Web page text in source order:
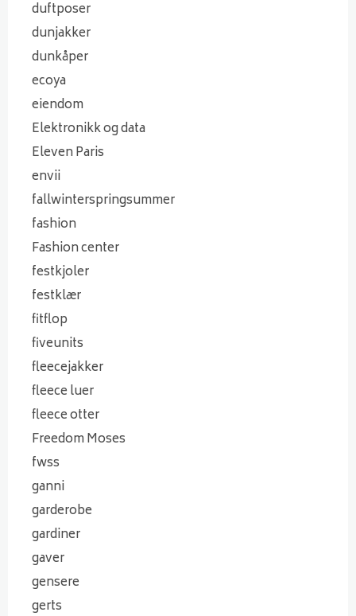
duftposer
dunjakker
dunkåper
ecoya
eiendom
Elektronikk og data
Eleven Paris
envii
fallwinterspringsummer
fashion
Fashion center
festkjoler
festklær
fitflop
fiveunits
fleecejakker
fleece luer
fleece otter
Freedom Moses
fwss
ganni
garderobe
gardiner
gaver
gensere
gerts